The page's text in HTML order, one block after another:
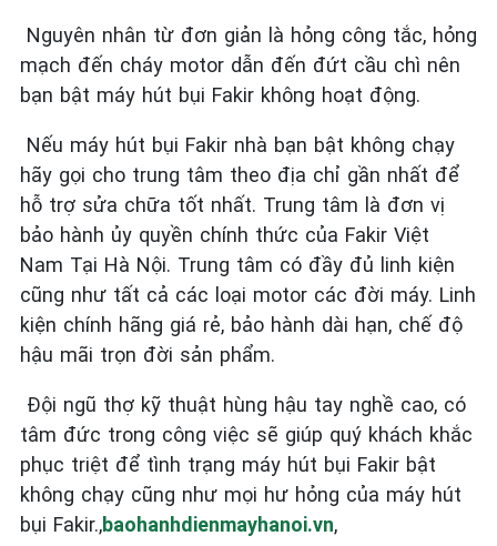
Nguyên nhân từ đơn giản là hỏng công tắc, hỏng
mạch đến cháy motor dẫn đến đứt cầu chì nên
bạn bật máy hút bụi Fakir không hoạt động.
Nếu máy hút bụi Fakir nhà bạn bật không chạy
hãy gọi cho trung tâm theo địa chỉ gần nhất để
hỗ trợ sửa chữa tốt nhất. Trung tâm là đơn vị
bảo hành ủy quyền chính thức của Fakir Việt
Nam Tại Hà Nội. Trung tâm có đầy đủ linh kiện
cũng như tất cả các loại motor các đời máy. Linh
kiện chính hãng giá rẻ, bảo hành dài hạn, chế độ
hậu mãi trọn đời sản phẩm.
Đội ngũ thợ kỹ thuật hùng hậu tay nghề cao, có
tâm đức trong công việc sẽ giúp quý khách khắc
phục triệt để tình trạng máy hút bụi Fakir bật
không chạy cũng như mọi hư hỏng của máy hút
bụi Fakir.,baohanhdienmayhanoi.vn,